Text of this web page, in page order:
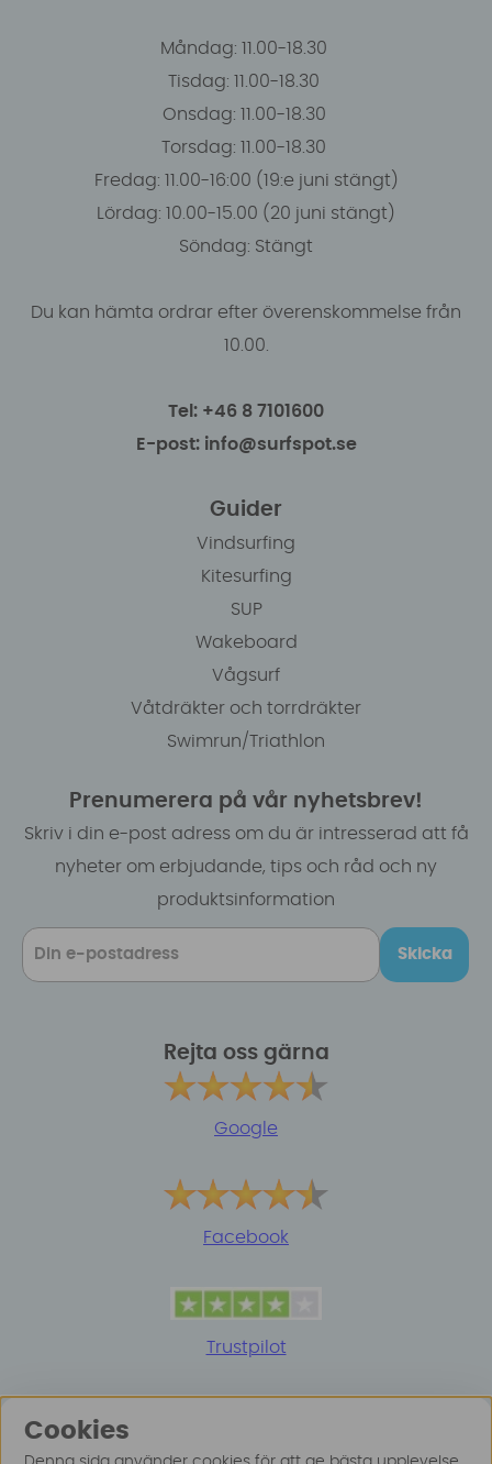
Måndag: 11.00-18.30
Tisdag: 11.00-18.30
Onsdag: 11.00-18.30
Torsdag: 11.00-18.30
Fredag: 11.00-16:00 (19:e juni stängt)
Lördag: 10.00-15.00 (20 juni stängt)
Söndag: Stängt
Du kan hämta ordrar efter överenskommelse från
10.00.
Tel: +46 8 7101600
E-post: info@surfspot.se
Guider
Vindsurfing
Kitesurfing
SUP
Wakeboard
Vågsurf
Våtdräkter och torrdräkter
Swimrun/Triathlon
Prenumerera på vår nyhetsbrev!
Skriv i din e-post adress om du är intresserad att få
nyheter om erbjudande, tips och råd och ny
produktsinformation
Skicka
Rejta oss gärna
Google
Facebook
Trustpilot
Cookies